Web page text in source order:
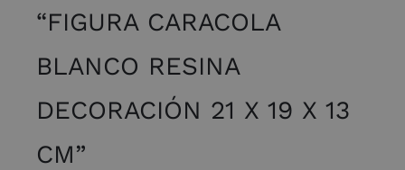
“FIGURA CARACOLA
BLANCO RESINA
DECORACIÓN 21 X 19 X 13
CM”